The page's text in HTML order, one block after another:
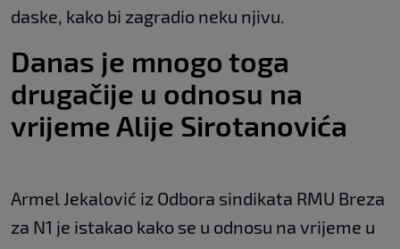
daske, kako bi zagradio neku njivu.
Danas je mnogo toga
drugačije u odnosu na
vrijeme Alije Sirotanovića
Armel Jekalović iz Odbora sindikata RMU Breza
za N1 je istakao kako se u odnosu na vrijeme u